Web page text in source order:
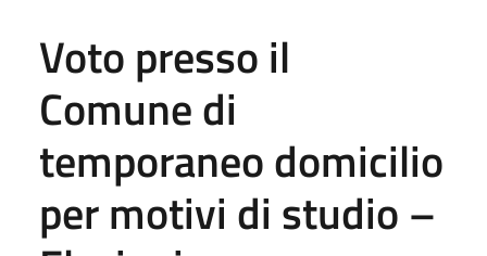
Voto presso il
Comune di
temporaneo domicilio
per motivi di studio –